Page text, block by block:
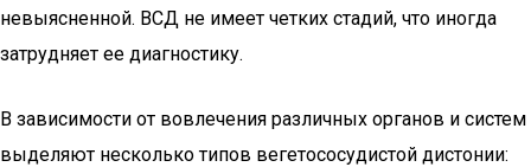
невыясненной. ВСД не имеет четких стадий, что иногда
затрудняет ее диагностику.
В зависимости от вовлечения различных органов и систем
выделяют несколько типов вегетососудистой дистонии: